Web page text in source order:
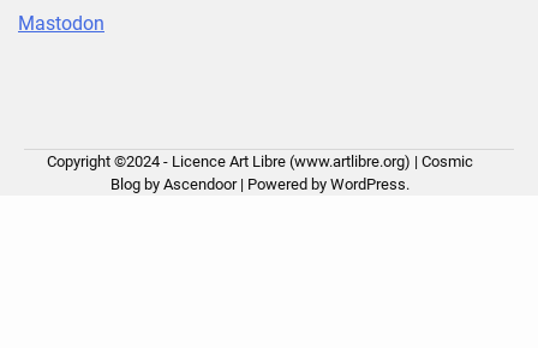
Mastodon
Copyright ©2024 - Licence Art Libre (www.artlibre.org) | Cosmic
Blog by Ascendoor| Powered by WordPress.